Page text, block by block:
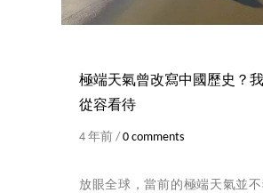
極端天氣曾改寫中國歷史？
從容看待
4 年前 /0 comments
放眼全球，當前的極端天氣並